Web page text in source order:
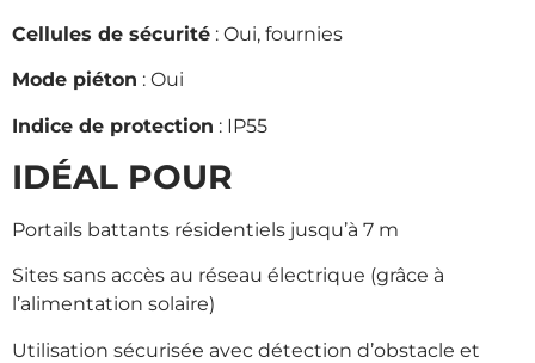
Cellules de sécurité : Oui, fournies
Mode piéton : Oui
Indice de protection : IP55
IDÉAL POUR
Portails battants résidentiels jusqu’à 7 m
Sites sans accès au réseau électrique (grâce à
l’alimentation solaire)
Utilisation sécurisée avec détection d’obstacle et